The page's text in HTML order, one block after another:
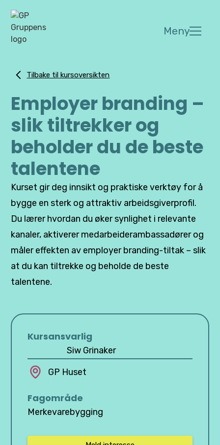
Meny
Tilbake til kursoversikten
Employer branding –
slik tiltrekker og
beholder du de beste
talentene
Kurset gir deg innsikt og praktiske verktøy for å
bygge en sterk og attraktiv arbeidsgiverprofil.
Du lærer hvordan du øker synlighet i relevante
kanaler, aktiverer medarbeiderambassadører og
måler effekten av employer branding-tiltak – slik
at du kan tiltrekke og beholde de beste
talentene.
Kursansvarlig
Siw Grinaker
GP Huset
Fagområde
Merkevarebygging